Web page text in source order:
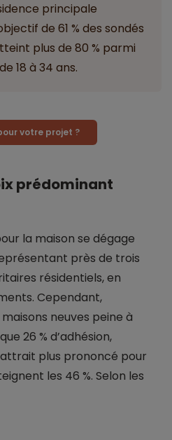
principale
de 61 % des sondés
plus de 80 % parmi
18 à 34 ans.
votre projet ?
prédominant
la maison se dégage
près de trois
résidentiels, en
Cependant,
neuves peine à
26 % d’adhésion,
plus prononcé pour
les 46 %. Selon les